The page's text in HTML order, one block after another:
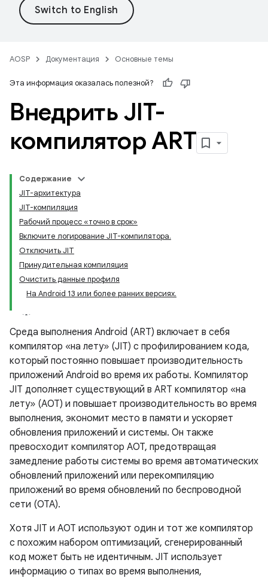
AOSP Документация Основные темы
Эта информация оказалась полезной?
Внедрить JIT-
компилятор ART
Содержание
JIT-архитектура
JIT-компиляция
Рабочий процесс «точно в срок»
Включите логирование JIT-компилятора.
Отключить JIT
Принудительная компиляция
Очистить данные профиля
На Android 13 или более ранних версиях.
Среда выполнения Android (ART) включает в себя
компилятор «на лету» (JIT) с профилированием кода,
который постоянно повышает производительность
приложений Android во время их работы. Компилятор
JIT дополняет существующий в ART компилятор «на
лету» (AOT) и повышает производительность во время
выполнения, экономит место в памяти и ускоряет
обновления приложений и системы. Он также
превосходит компилятор AOT, предотвращая
замедление работы системы во время автоматических
обновлений приложений или перекомпиляцию
приложений во время обновлений по беспроводной
сети (OTA).
Хотя JIT и AOT используют один и тот же компилятор
с похожим набором оптимизаций, сгенерированный
код может быть не идентичным. JIT использует
информацию о типах во время выполнения,